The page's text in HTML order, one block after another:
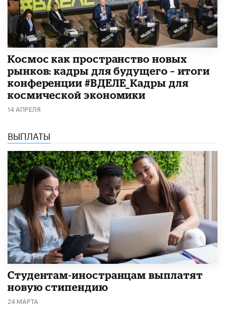
Космос как пространство новых
рынков: кадры для будущего – итоги
конференции #ВДЕЛЕ_Кадры для
космической экономики
14 АПРЕЛЯ
ВЫПЛАТЫ
Студентам-иностранцам выплатят
новую стипендию
24 МАРТА